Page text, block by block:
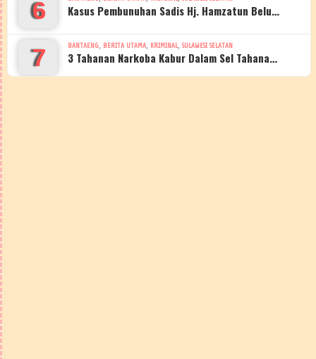
6 Kasus Pembunuhan Sadis Hj. Hamzatun Belu…
7 BANTAENG, BERITA UTAMA, KRIMINAL, SULAWESI SELATAN
3 Tahanan Narkoba Kabur Dalam Sel Tahana…